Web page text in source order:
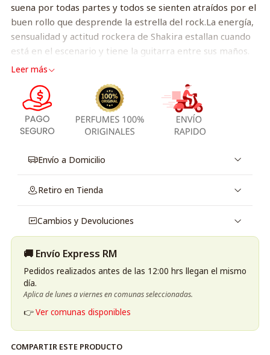
suena por todas partes y todos se sienten atraídos por el
buen rollo que desprende la estrella del rock.La energía,
sensualidad y actitud rockera de Shakira estallan cuando
está en el escenario y tiene la guitarra entre sus maños.
Su música suena por todas partes y todos se sienten
rock.
Leer más
Envío a Domicilio
Retiro en Tienda
Cambios y Devoluciones
🚚 Envío Express RM
Pedidos realizados antes de las 12:00 hrs llegan el mismo
día.
Aplica de lunes a viernes en comunas seleccionadas.
👉Ver comunas disponibles
COMPARTIR ESTE PRODUCTO